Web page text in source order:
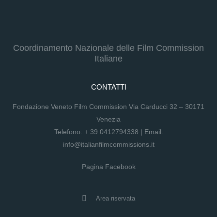
Coordinamento Nazionale delle Film Commission
Italiane
CONTATTI
Fondazione Veneto Film Commission Via Carducci 32 – 30171
Venezia
Telefono: + 39 0412794338 | Email:
info@italianfilmcommissions.it
Pagina Facebook
Area riservata